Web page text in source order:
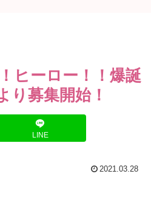
ヒーロー！！爆誕
り募集開始！
LINE
2021.03.28